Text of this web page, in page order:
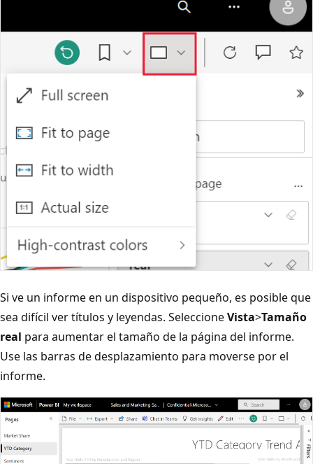
Si ve un informe en un dispositivo pequeño, es posible que
sea difícil ver títulos y leyendas. SeleccioneVista>Tamaño
real para aumentar el tamaño de la página del informe.
Use las barras de desplazamiento para moverse por el
informe.